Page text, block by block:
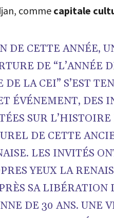
comme capitale
DE CETTE ANNÉE,
DE “L’ANNÉE
DE LA CEI” S’EST
ÉVÉNEMENT, DES
SUR
DE CETTE
LES INVITÉS
YEUX LA
SA LIBÉRATION
DE 30 ANS. UNE